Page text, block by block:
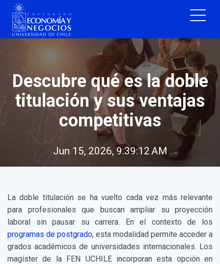
Descubre qué es la doble
titulación y sus ventajas
competitivas
Jun 15, 2026, 9:39:12 AM
La doble titulación se ha vuelto cada vez más relevante
para profesionales que buscan ampliar su proyección
laboral sin pausar su carrera. En el contexto de los
programas de postgrado, esta modalidad permite acceder a
grados académicos de universidades internacionales. Los
magíster de la FEN UCHILE incorporan esta opción en